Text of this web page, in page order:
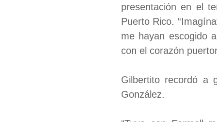
presentación en el
Puerto Rico.
me hayan escogido
con el corazón
Gilbertito recordó a
González.